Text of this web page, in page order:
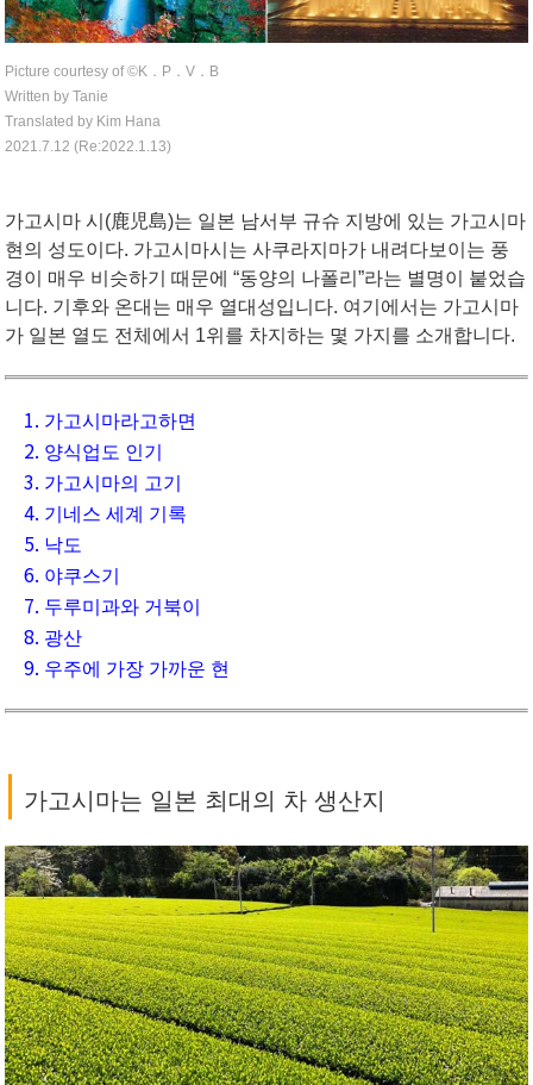
Picture courtesy of ©︎K．P．V．B
Written by Tanie
Translated by Kim Hana
2021.7.12 (Re:2022.1.13)
가고시마 시(鹿児島)는 일본 남서부 규슈 지방에 있는 가고시마
현의 성도이다. 가고시마시는 사쿠라지마가 내려다보이는 풍
경이 매우 비슷하기 때문에 “동양의 나폴리”라는 별명이 붙었습
니다. 기후와 온대는 매우 열대성입니다. 여기에서는 가고시마
가 일본 열도 전체에서 1위를 차지하는 몇 가지를 소개합니다.
1. 가고시마라고하면
2. 양식업도 인기
3. 가고시마의 고기
4. 기네스 세계 기록
5. 낙도
6. 야쿠스기
7. 두루미과와 거북이
8. 광산
9. 우주에 가장 가까운 현
| 가고시마는 일본 최대의 차 생산지